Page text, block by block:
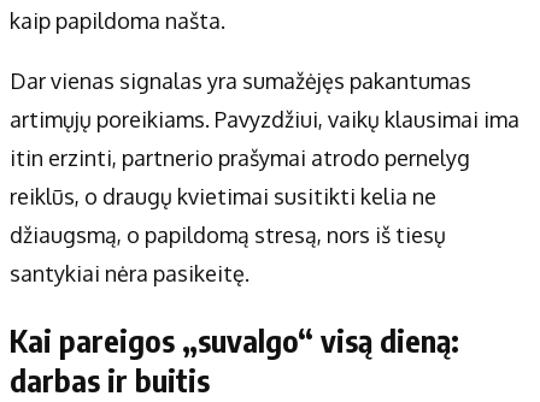
kaip papildoma našta.
Dar vienas signalas yra sumažėjęs pakantumas
artimųjų poreikiams. Pavyzdžiui, vaikų klausimai ima
itin erzinti, partnerio prašymai atrodo pernelyg
reiklūs, o draugų kvietimai susitikti kelia ne
džiaugsmą, o papildomą stresą, nors iš tiesų
santykiai nėra pasikeitę.
Kai pareigos „suvalgo“ visą dieną:
darbas ir buitis